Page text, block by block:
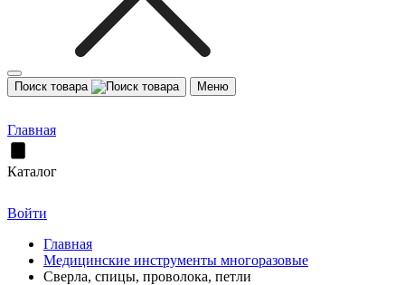
Поиск товара Меню
Главная
Каталог
Войти
Главная
Медицинские инструменты многоразовые
Сверла, спицы, проволока, петли